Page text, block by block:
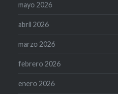
mayo 2026
abril 2026
marzo 2026
febrero 2026
enero 2026